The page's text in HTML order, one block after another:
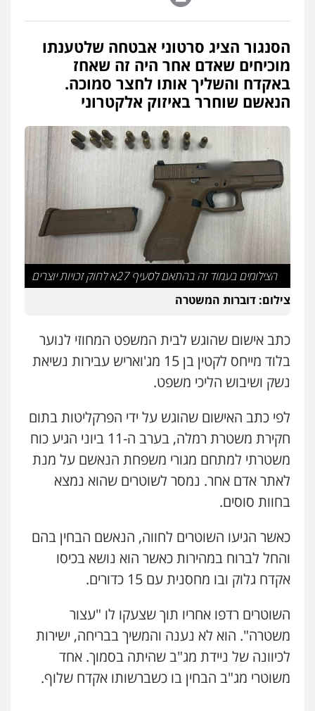
0505078733
משרד עורכי דין טאי שרקי
פלילי אסירים תעבורה מרב"ד
0547556464
עו"ד אילן אלימלך
פלילי פשיעה חמורה תעבורה אסירים
0522992110
עו"ד שאדי נאטור
פלילי פשיעה חמורה מעצרים וחקירות
0509230800
גיל דביר – משרד עורכי דין
0506217771
סלימאן אבו שעירה – משרד עורכי דין
פלילי בטחוני צבאי נזיקין
0547780927
0542255161
גל דהן – משרד עורך דין פלילי
פלילי פשיעה חמורה סמים מעצרים
0544723840
עו"ד ראוף נג'אר
סמים רכוש
הסנגור הציג סרטוני אבטחה שלטענתו
מוכיחים שאדם אחר היה זה שאחז
באקדח והשליך אותו לחצר סמוכה.
הנאשם שוחרר באיזוק אלקטרוני
הצילומים בעמוד זה בהתאם לסעיף 27א לחוק זכויות יוצרים
צילום: דוברות המשטרה
כתב אישום שהוגש לבית המשפט המחוזי לנוער
בלוד מייחס לקטין בן 15 מג'ואריש עבירות נשיאת
נשק ושיבוש הליכי משפט.
לפי כתב האישום שהוגש על ידי הפרקליטות בתום
חקירת משטרת רמלה, בערב ה-11 ביוני הגיע כוח
משטרתי למתחם מגורי משפחת הנאשם על מנת
לאתר אדם אחר. נמסר לשוטרים שהוא נמצא
בחוות סוסים.
כאשר הגיעו השוטרים לחווה, הנאשם הבחין בהם
והחל לברוח במהירות כאשר הוא נושא בכיסו
אקדח גלוק ובו מחסנית עם 15 כדורים.
השוטרים רדפו אחריו תוך שצעקו לו "עצור
משטרה". הוא לא נענה והמשיך בבריחה, ישירות
לכיוונה של ניידת מג"ב שהיתה בסמוך. אחד
משוטרי מג"ב הבחין בו כשברשותו אקדח שלוף.